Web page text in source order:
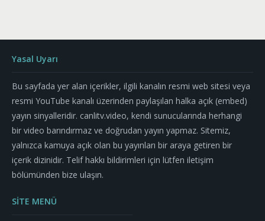
Yasal Uyarı
Bu sayfada yer alan içerikler, ilgili kanalın resmi web sitesi veya
resmi YouTube kanalı üzerinden paylaşılan halka açık (embed)
yayın sinyalleridir. canlitv.video, kendi sunucularında herhangi
bir video barındırmaz ve doğrudan yayın yapmaz. Sitemiz,
yalnızca kamuya açık olan bu yayınları bir araya getiren bir
içerik dizinidir. Telif hakkı bildirimleri için lütfen iletişim
bölümünden bize ulaşın.
SİTE MENÜ